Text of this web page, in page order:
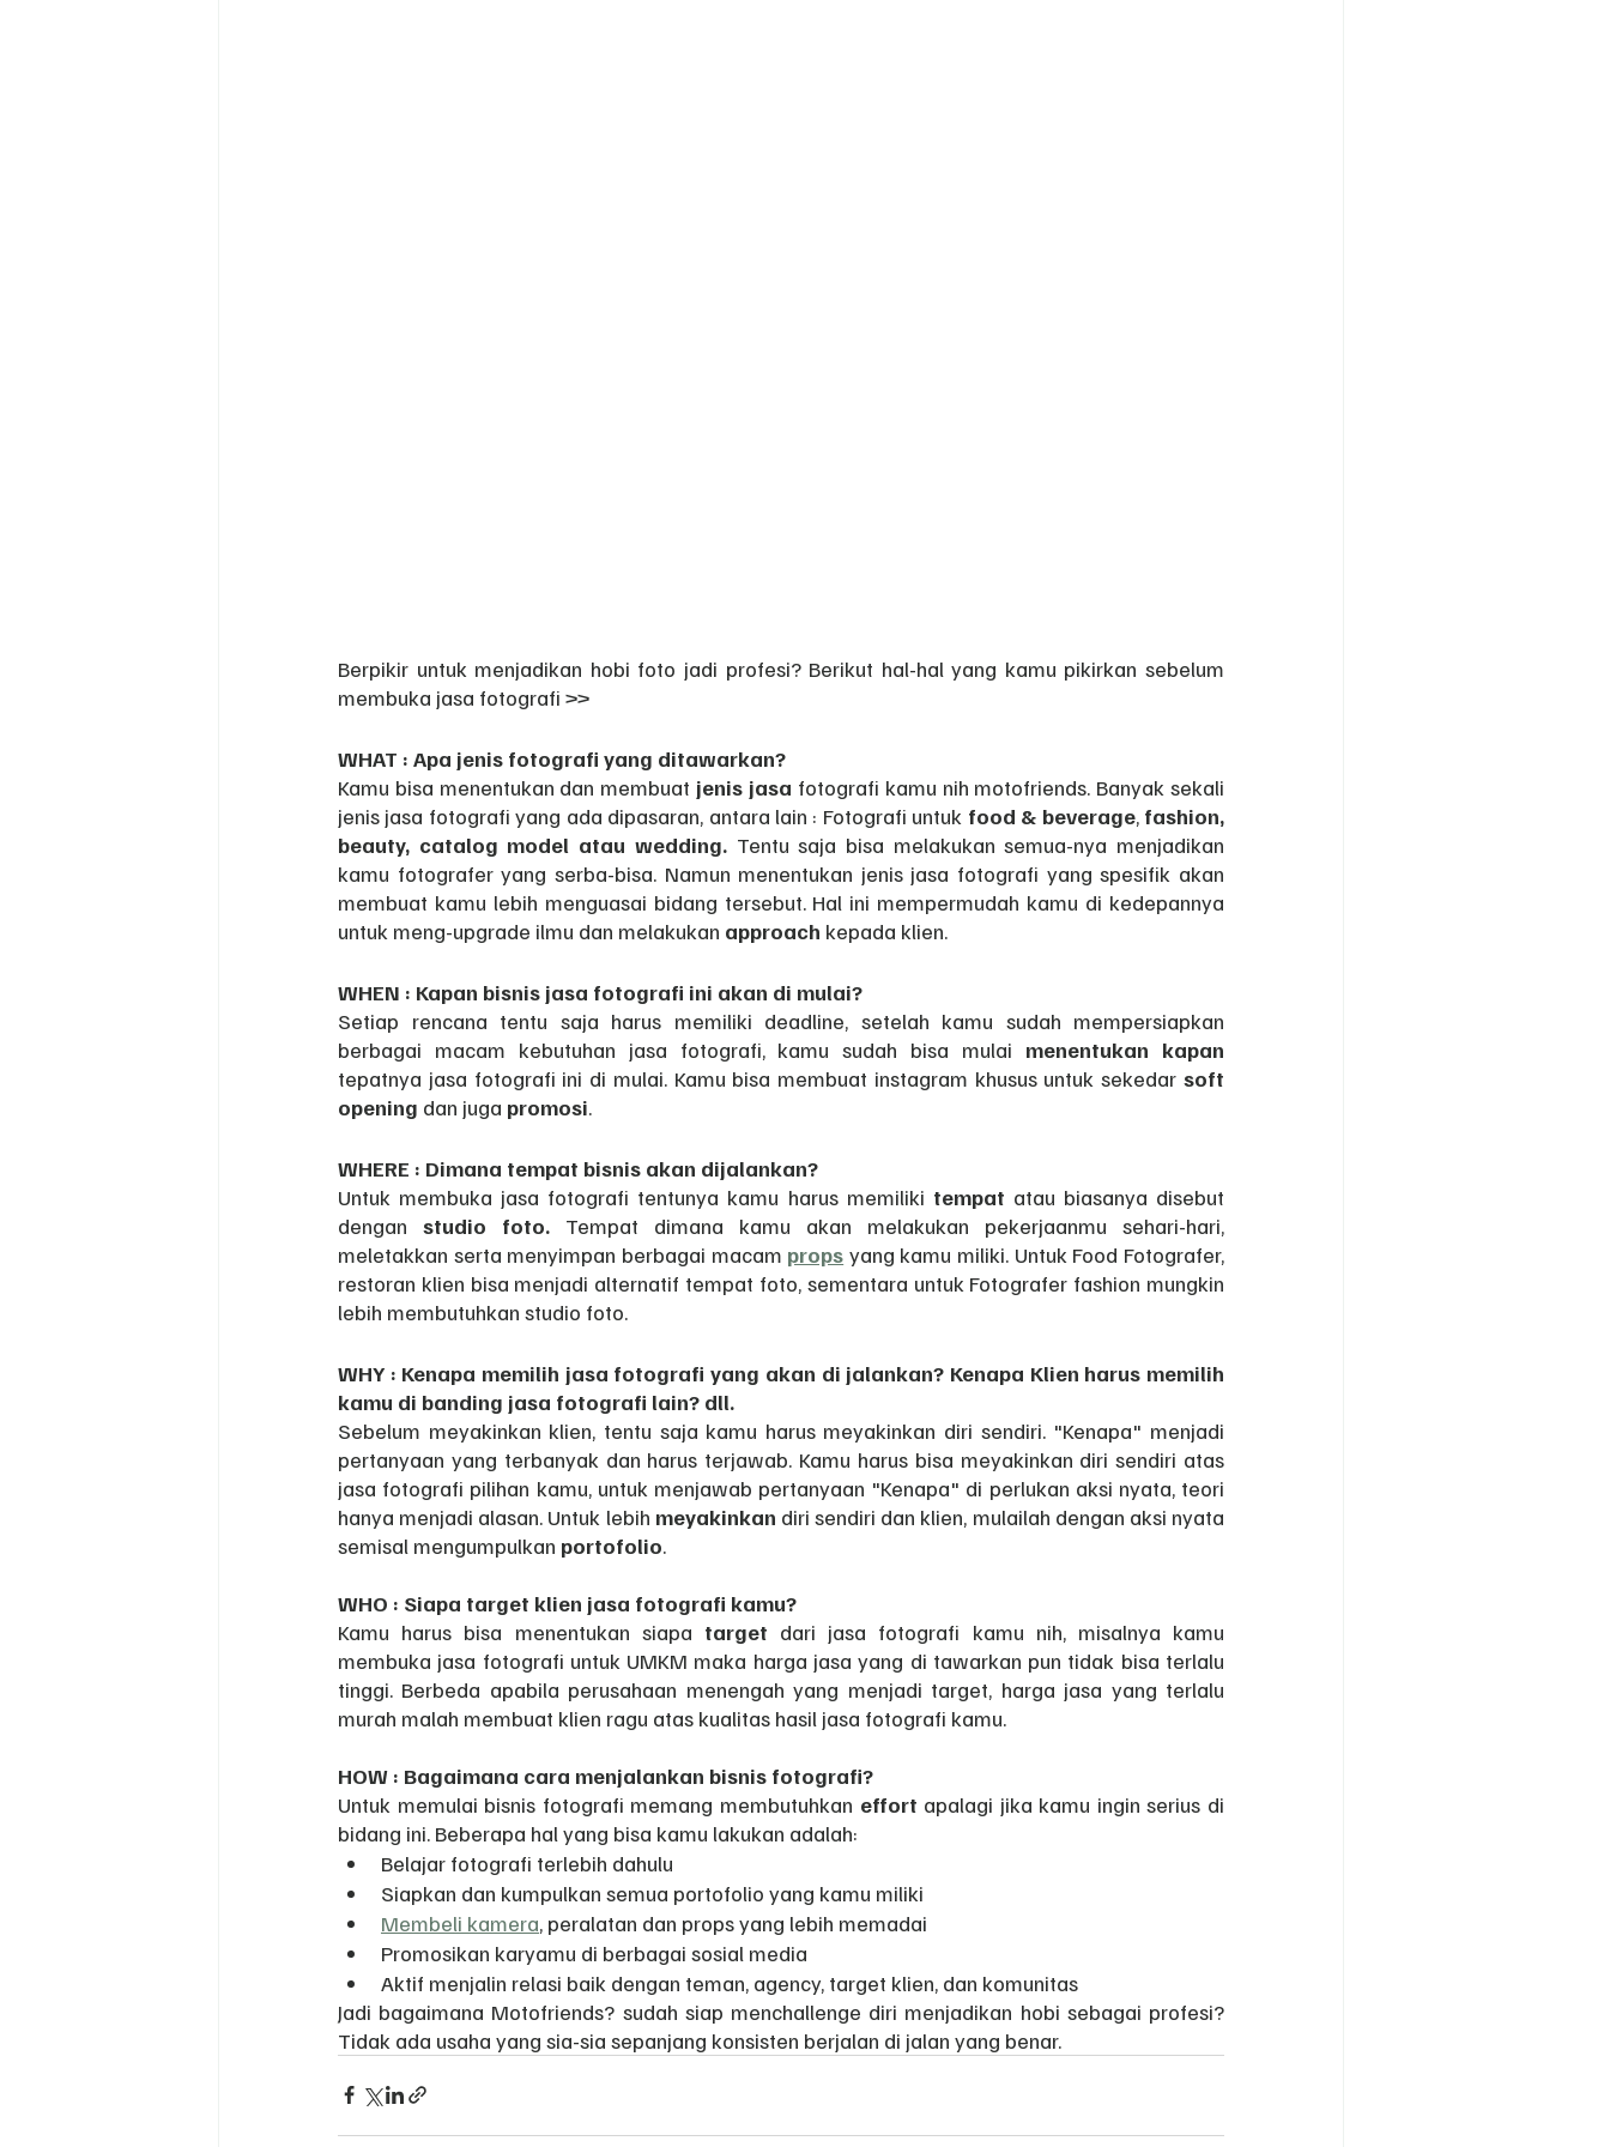
Berpikir untuk menjadikan hobi foto jadi profesi? Berikut hal-hal yang kamu pikirkan sebelum
membuka jasa fotografi >>
WHAT : Apa jenis fotografi yang ditawarkan?
Kamu bisa menentukan dan membuat jenis jasa fotografi kamu nih motofriends. Banyak sekali
jenis jasa fotografi yang ada dipasaran, antara lain : Fotografi untuk food & beverage, fashion,
beauty, catalog model atau wedding. Tentu saja bisa melakukan semua-nya menjadikan
kamu fotografer yang serba-bisa. Namun menentukan jenis jasa fotografi yang spesifik akan
membuat kamu lebih menguasai bidang tersebut. Hal ini mempermudah kamu di kedepannya
untuk meng-upgrade ilmu dan melakukan approach kepada klien.
WHEN : Kapan bisnis jasa fotografi ini akan di mulai?
Setiap rencana tentu saja harus memiliki deadline, setelah kamu sudah mempersiapkan
berbagai macam kebutuhan jasa fotografi, kamu sudah bisa mulai
tepatnya jasa fotografi ini di mulai. Kamu bisa membuat instagram khusus untuk sekedar soft
opening dan juga promosi.
WHERE : Dimana tempat bisnis akan dijalankan?
Untuk membuka jasa fotografi tentunya kamu harus memiliki tempat atau biasanya disebut
dengan studio foto. Tempat dimana kamu akan melakukan pekerjaanmu sehari-hari,
meletakkan serta menyimpan berbagai macam props yang kamu miliki. Untuk Food Fotografer,
restoran klien bisa menjadi alternatif tempat foto, sementara untuk Fotografer fashion mungkin
lebih membutuhkan studio foto.
WHY : Kenapa memilih jasa fotografi yang akan di jalankan? Kenapa Klien harus memilih
kamu di banding jasa fotografi lain? dll.
Sebelum meyakinkan klien, tentu saja kamu harus meyakinkan diri sendiri. "Kenapa" menjadi
pertanyaan yang terbanyak dan harus terjawab. Kamu harus bisa meyakinkan diri sendiri atas
jasa fotografi pilihan kamu, untuk menjawab pertanyaan "Kenapa" di perlukan aksi nyata, teori
hanya menjadi alasan. Untuk lebih meyakinkan diri sendiri dan klien, mulailah dengan aksi nyata
semisal mengumpulkan portofolio.
WHO : Siapa target klien jasa fotografi kamu?
Kamu harus bisa menentukan siapa target dari jasa fotografi kamu nih, misalnya kamu
membuka jasa fotografi untuk UMKM maka harga jasa yang di tawarkan pun tidak bisa terlalu
tinggi. Berbeda apabila perusahaan menengah yang menjadi target, harga jasa yang terlalu
murah malah membuat klien ragu atas kualitas hasil jasa fotografi kamu.
HOW : Bagaimana cara menjalankan bisnis fotografi?
Untuk memulai bisnis fotografi memang membutuhkan effort apalagi jika kamu ingin serius di
bidang ini. Beberapa hal yang bisa kamu lakukan adalah:
Belajar fotografi terlebih dahulu
Siapkan dan kumpulkan semua portofolio yang kamu miliki
Membeli kamera, peralatan dan props yang lebih memadai
Promosikan karyamu di berbagai sosial media
Aktif menjalin relasi baik dengan teman, agency, target klien, dan komunitas
Jadi bagaimana Motofriends? sudah siap menchallenge diri menjadikan hobi sebagai profesi?
Tidak ada usaha yang sia-sia sepanjang konsisten berjalan di jalan yang benar.